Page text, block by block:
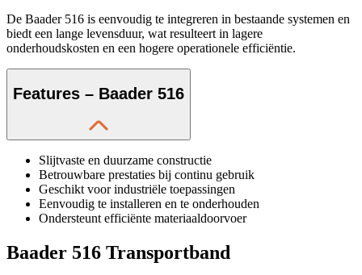
De Baader 516 is eenvoudig te integreren in bestaande systemen en
biedt een lange levensduur, wat resulteert in lagere
onderhoudskosten en een hogere operationele efficiëntie.
Features – Baader 516
Slijtvaste en duurzame constructie
Betrouwbare prestaties bij continu gebruik
Geschikt voor industriële toepassingen
Eenvoudig te installeren en te onderhouden
Ondersteunt efficiënte materiaaldoorvoer
Baader 516 Transportband